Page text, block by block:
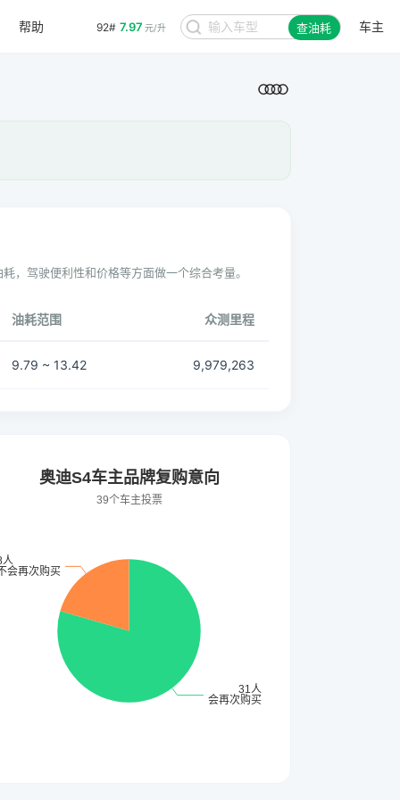
92# 7.97 元/升 查油耗 车主
帮助
，驾驶便利性和价格等方面做一个综合考量。
油耗范围 众测里程
9.79 ~ 13.42 9,979,263